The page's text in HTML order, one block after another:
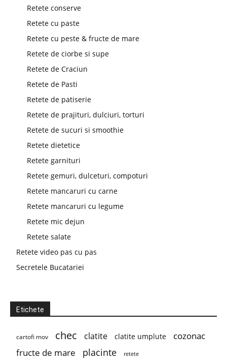
Retete conserve
Retete cu paste
Retete cu peste & fructe de mare
Retete de ciorbe si supe
Retete de Craciun
Retete de Pasti
Retete de patiserie
Retete de prajituri, dulciuri, torturi
Retete de sucuri si smoothie
Retete dietetice
Retete garnituri
Retete gemuri, dulceturi, compoturi
Retete mancaruri cu carne
Retete mancaruri cu legume
Retete mic dejun
Retete salate
Retete video pas cu pas
Secretele Bucatariei
Etichete
cartofi mov chec clatite clatite umplute
cozonac
fructe de mare
placinte retete